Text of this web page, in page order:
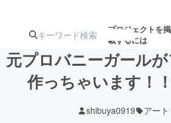
プロジェクトを掲
載するには
ジェクト
募集
ロジ
元プロバニーガール
作っちゃいます！
shibuya0919 アー